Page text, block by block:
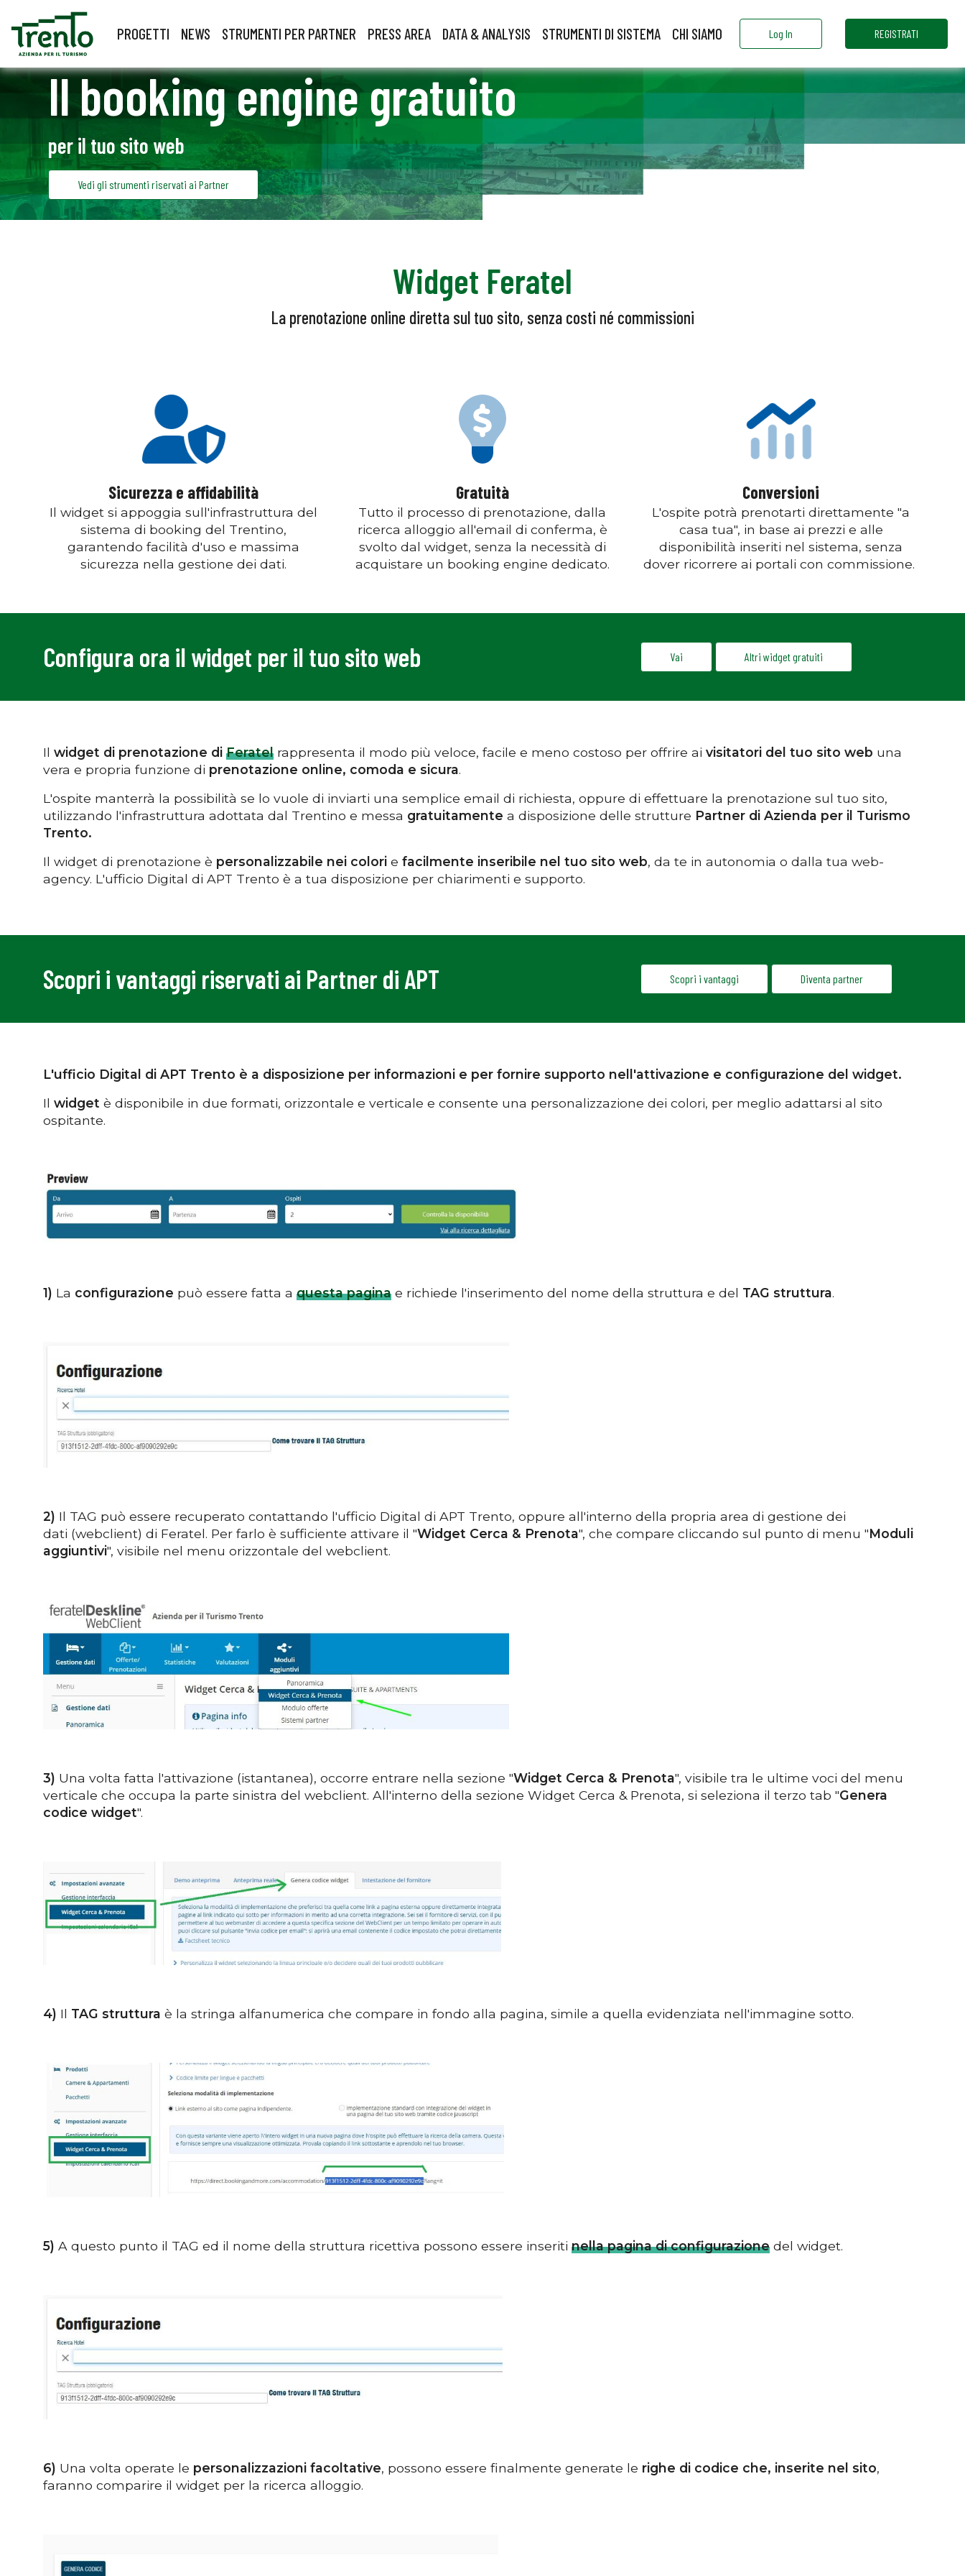
PROGETTI NEWS STRUMENTI PER PARTNER PRESS AREA DATA & ANALYSIS STRUMENTI DI SISTEMA CHI SIAMO Log In REGISTRATI
Il booking engine gratuito
per il tuo sito web
Vedi gli strumenti riservati ai Partner
Widget Feratel
La prenotazione online diretta sul tuo sito, senza costi né commissioni
Sicurezza e affidabilità
Il widget si appoggia sull'infrastruttura del
sistema di booking del Trentino,
garantendo facilità d'uso e massima
sicurezza nella gestione dei dati.
Gratuità
Tutto il processo di prenotazione, dalla
ricerca alloggio all'email di conferma, è
svolto dal widget, senza la necessità di
acquistare un booking engine dedicato.
Conversioni
L'ospite potrà prenotarti direttamente "a
casa tua", in base ai prezzi e alle
disponibilità inseriti nel sistema, senza
dover ricorrere ai portali con commissione.
Configura ora il widget per il tuo sito web Vai Altri widget gratuiti
Il widget di prenotazione di Feratel rappresenta il modo più veloce, facile e meno costoso per offrire ai visitatori del tuo sito web una
vera e propria funzione di prenotazione online, comoda e sicura.
L'ospite manterrà la possibilità se lo vuole di inviarti una semplice email di richiesta, oppure di effettuare la prenotazione sul tuo sito,
utilizzando l'infrastruttura adottata dal Trentino e messa gratuitamente a disposizione delle strutture Partner di Azienda per il Turismo
Trento.
Il widget di prenotazione è personalizzabile nei colori e facilmente inseribile nel tuo sito web, da te in autonomia o dalla tua web-
agency. L'ufficio Digital di APT Trento è a tua disposizione per chiarimenti e supporto.
Scopri i vantaggi riservati ai Partner di APT Scopri i vantaggi Diventa partner
L'ufficio Digital di APT Trento è a disposizione per informazioni e per fornire supporto nell'attivazione e configurazione del widget.
Il widget è disponibile in due formati, orizzontale e verticale e consente una personalizzazione dei colori, per meglio adattarsi al sito
ospitante.
1) La configurazione può essere fatta a questa pagina e richiede l'inserimento del nome della struttura e del TAG struttura.
2) Il TAG può essere recuperato contattando l'ufficio Digital di APT Trento, oppure all'interno della propria area di gestione dei
dati (webclient) di Feratel. Per farlo è sufficiente attivare il "Widget Cerca & Prenota", che compare cliccando sul punto di menu "Moduli
aggiuntivi", visibile nel menu orizzontale del webclient.
3) Una volta fatta l'attivazione (istantanea), occorre entrare nella sezione "Widget Cerca & Prenota", visibile tra le ultime voci del menu
verticale che occupa la parte sinistra del webclient. All'interno della sezione Widget Cerca & Prenota, si seleziona il terzo tab "Genera
codice widget".
4) Il TAG struttura è la stringa alfanumerica che compare in fondo alla pagina, simile a quella evidenziata nell'immagine sotto.
5) A questo punto il TAG ed il nome della struttura ricettiva possono essere inseriti nella pagina di configurazione del widget.
6) Una volta operate le personalizzazioni facoltative, possono essere finalmente generate le righe di codice che, inserite nel sito,
faranno comparire il widget per la ricerca alloggio.